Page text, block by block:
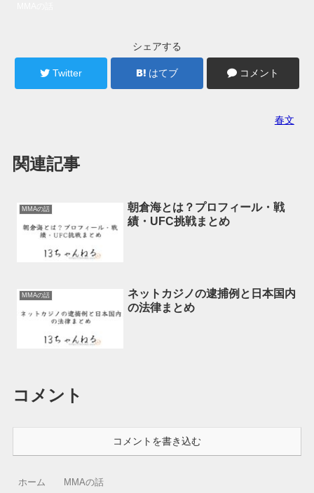
シェアする
Twitter はてブ コメント
春文
関連記事
MMAの話
朝倉海とは？プロフィール・戦
績・UFC挑戦まとめ
MMAの話
ネットカジノの逮捕例と日本国内
の法律まとめ
コメント
コメントを書き込む
ホーム MMAの話